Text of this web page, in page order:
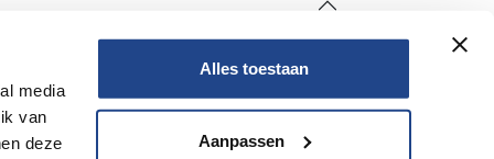
media
van
deze
Alles toestaan
Aanpassen Non